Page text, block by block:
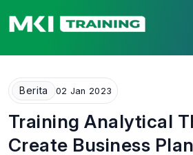
Berita 02 Jan 2023
Training Analytical
Create Business Plan